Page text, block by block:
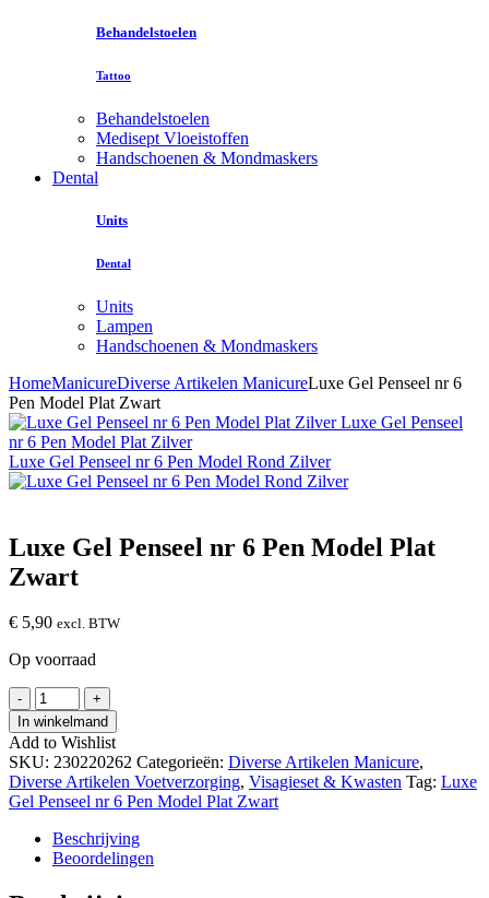
Behandelstoelen
Tattoo
Behandelstoelen
Medisept Vloeistoffen
Handschoenen & Mondmaskers
Dental
Units
Dental
Units
Lampen
Handschoenen & Mondmaskers
HomeManicureDiverse Artikelen ManicureLuxe Gel Penseel nr 6
Pen Model Plat Zwart
Luxe Gel Penseel
nr 6 Pen Model Plat Zilver
Luxe Gel Penseel nr 6 Pen Model Rond Zilver
Luxe Gel Penseel nr 6 Pen Model Plat
Zwart
€ 5,90 excl. BTW
Op voorraad
-
Luxe
Gel
Penseel
nr
6
Pen
Model
Plat
Zwart
hoeveelheid
+
In winkelmand
Add to Wishlist
SKU: 230220262 Categorieën: Diverse Artikelen Manicure,
Diverse Artikelen Voetverzorging, Visagieset & Kwasten Tag: Luxe
Gel Penseel nr 6 Pen Model Plat Zwart
Beschrijving
Beoordelingen